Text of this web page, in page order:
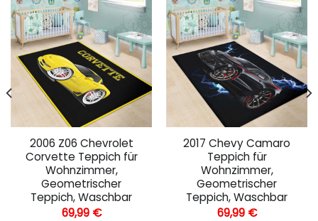
2006 Z06 Chevrolet
Corvette Teppich für
Wohnzimmer,
Geometrischer
Teppich, Waschbar
69,99 €
2017 Chevy Camaro
Teppich für
Wohnzimmer,
Geometrischer
Teppich, Waschbar
69,99 €